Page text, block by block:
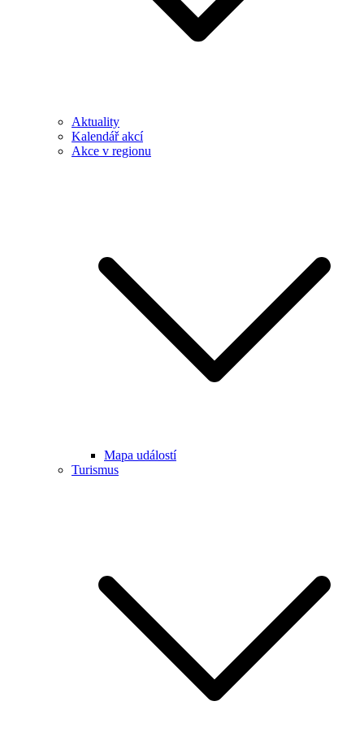
Aktuality
Kalendář akcí
Akce v regionu
Mapa událostí
Turismus